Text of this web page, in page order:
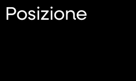
Posizione